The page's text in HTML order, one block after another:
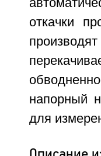
откачки
напорный
для